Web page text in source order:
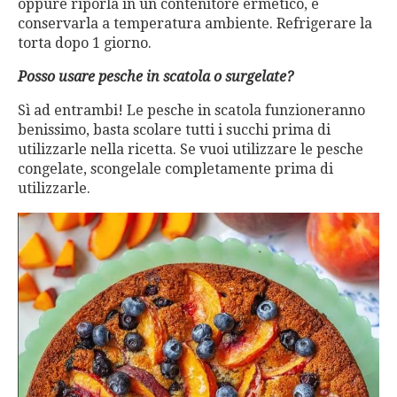
oppure riporla in un contenitore ermetico, e
conservarla a temperatura ambiente. Refrigerare la
torta dopo 1 giorno.
Posso usare pesche in scatola o surgelate?
Sì ad entrambi! Le pesche in scatola funzioneranno
benissimo, basta scolare tutti i succhi prima di
utilizzarle nella ricetta. Se vuoi utilizzare le pesche
congelate, scongelale completamente prima di
utilizzarle.